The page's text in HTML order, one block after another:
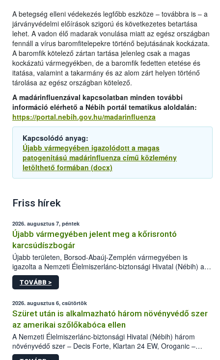
A betegség elleni védekezés legfőbb eszköze – továbbra is – a
járványvédelmi előírások szigorú és következetes betartása
lehet. A vadon élő madarak vonulása miatt az egész országban
fennáll a vírus baromfitelepekre történő bejutásának kockázata.
A baromfik kötelező zártan tartása jelenleg csak a magas
kockázatú vármegyékben, de a baromfik fedetten etetése és
itatása, valamint a takarmány és az alom zárt helyen történő
tárolása az egész országban kötelező.
A madárinfluenzával kapcsolatban minden további
információ elérhető a Nébih portál tematikus aloldalán:
https://portal.nebih.gov.hu/madarinfluenza
Kapcsolódó anyag:
Újabb vármegyében igazolódott a magas
patogenitású madárinfluenza című közlemény
letölthető formában (docx)
Friss hírek
2026. augusztus 7, péntek
Újabb vármegyében jelent meg a kőrisrontó
karcsúdíszbogár
Újabb területen, Borsod-Abaúj-Zemplén vármegyében is
igazolta a Nemzeti Élelmiszerlánc-biztonsági Hivatal (Nébih) a
kőrisrontó karcsúdíszbogár (Agrilus planipennis) jelenlétét. A
kártevőt nem csak színcsapdában találták meg, de már fertőzött
az intenzív felderítést, emellett az intézkedéseket a szlovák
hatósággal is összehangolják a terjedés megállítása érdekében.
TOVÁBB >
2026. augusztus 6, csütörtök
Szüret után is alkalmazható három növényvédő szer
az amerikai szőlőkabóca ellen
A Nemzeti Élelmiszerlánc-biztonsági Hivatal (Nébih) három
növényvédő szer – Decis Forte, Klartan 24 EW, Oroganic –
engedélyokiratát módosította, így azok a szüretet követően,